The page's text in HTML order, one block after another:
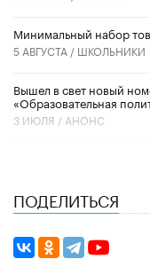
Минимальный набор
5 АВГУСТА / ШКОЛЬНИКИ
Вышел в свет новый
«Образовательная
3 ИЮЛЯ / АНОНС
ПОДЕЛИТЬСЯ